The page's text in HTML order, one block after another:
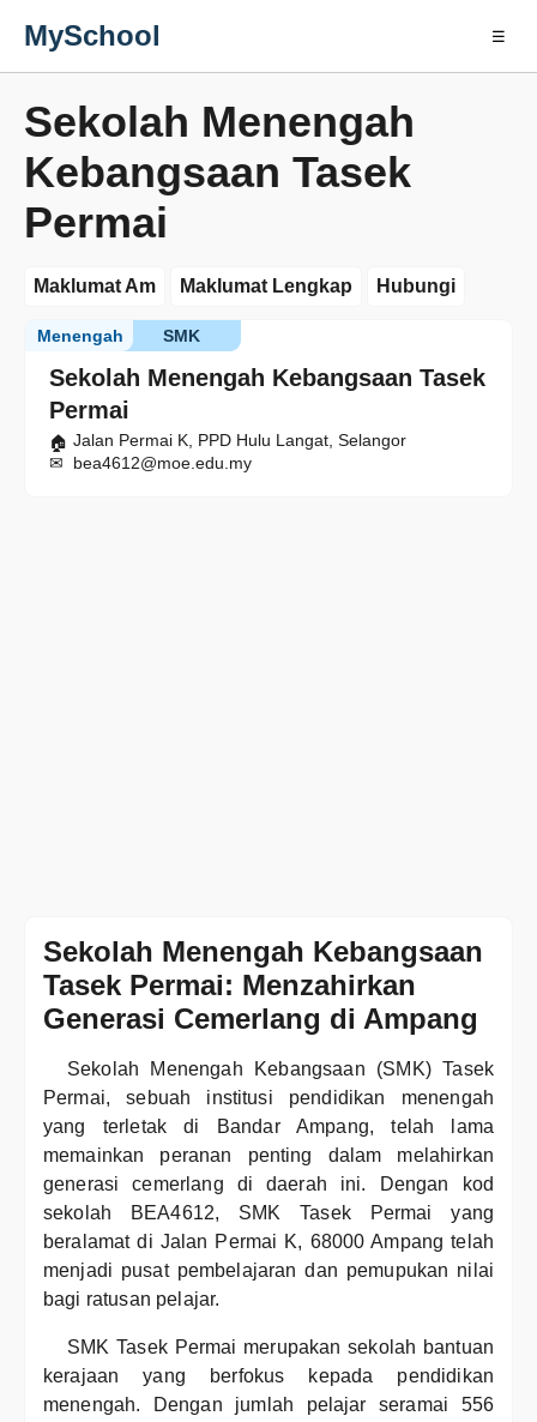
MySchool ☰
Sekolah Menengah
Kebangsaan Tasek
Permai
Maklumat Am Maklumat Lengkap Hubungi
Sekolah Menengah Kebangsaan Tasek
Permai
SMK
Menengah
Jalan Permai K, PPD Hulu Langat, Selangor
bea4612@moe.edu.my
Sekolah Menengah Kebangsaan
Tasek Permai: Menzahirkan
Generasi Cemerlang di Ampang
Sekolah Menengah Kebangsaan (SMK) Tasek
Permai, sebuah institusi pendidikan menengah
yang terletak di Bandar Ampang, telah lama
memainkan peranan penting dalam melahirkan
generasi cemerlang di daerah ini. Dengan kod
sekolah BEA4612, SMK Tasek Permai yang
beralamat di Jalan Permai K, 68000 Ampang telah
menjadi pusat pembelajaran dan pemupukan nilai
bagi ratusan pelajar.
SMK Tasek Permai merupakan sekolah bantuan
kerajaan yang berfokus kepada pendidikan
menengah. Dengan jumlah pelajar seramai 556